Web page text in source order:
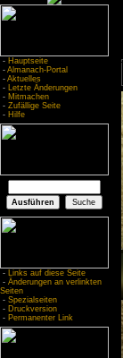
- Hauptseite
- Almanach-Portal
- Aktuelles
- Letzte Änderungen
- Mitmachen
- Zufällige Seite
- Hilfe
- Links auf diese Seite
- Änderungen an verlinkten
Seiten
- Spezialseiten
- Druckversion
- Permanenter Link